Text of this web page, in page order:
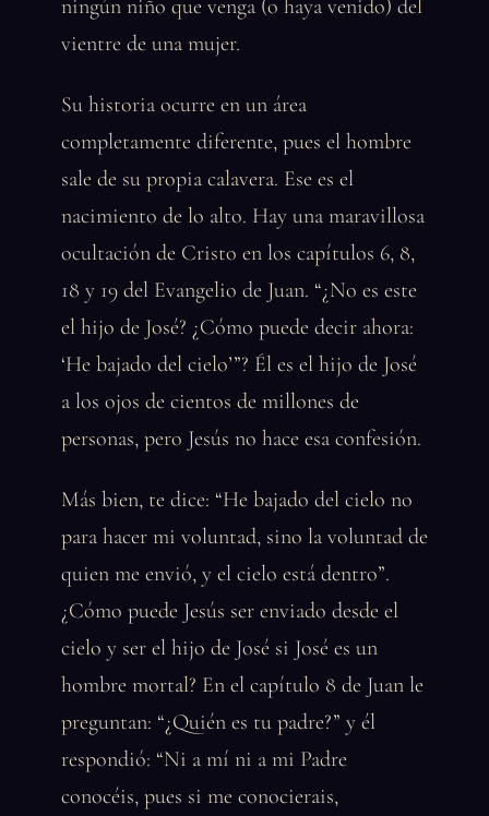
ningún niño que venga (o haya venido) del
vientre de una mujer.
Su historia ocurre en un área
completamente diferente, pues el hombre
sale de su propia calavera. Ese es el
nacimiento de lo alto. Hay una maravillosa
ocultación de Cristo en los capítulos 6, 8,
18 y 19 del Evangelio de Juan. “¿No es este
el hijo de José? ¿Cómo puede decir ahora:
‘He bajado del cielo’”? Él es el hijo de José
a los ojos de cientos de millones de
personas, pero Jesús no hace esa confesión.
Más bien, te dice: “He bajado del cielo no
para hacer mi voluntad, sino la voluntad de
quien me envió, y el cielo está dentro”.
¿Cómo puede Jesús ser enviado desde el
cielo y ser el hijo de José si José es un
hombre mortal? En el capítulo 8 de Juan le
preguntan: “¿Quién es tu padre?” y él
respondió: “Ni a mí ni a mi Padre
conocéis, pues si me conocierais,